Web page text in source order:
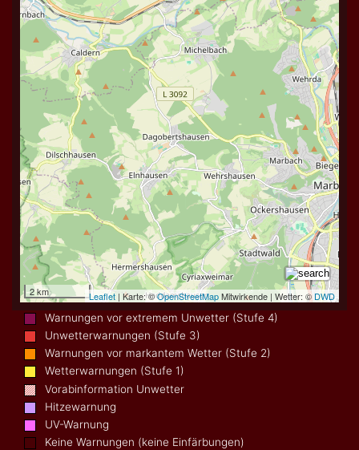
Warnungen vor extremem Unwetter (Stufe 4)
Unwetterwarnungen (Stufe 3)
Warnungen vor markantem Wetter (Stufe 2)
Wetterwarnungen (Stufe 1)
Vorabinformation Unwetter
Hitzewarnung
UV-Warnung
Keine Warnungen (keine Einfärbungen)